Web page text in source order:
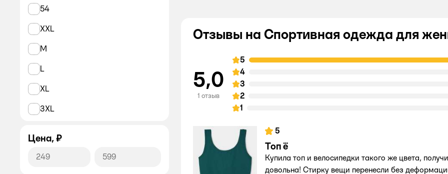
Отзывы на Спортивная одежда для
5,0
1 отзыв
5
4
3
2
1
5
Топ ё
Купила топ и велосипедки такого же цвета,
довольна! Стирку вещи перенесли без
54
XXL
M
L
XL
3XL
Цена, ₽